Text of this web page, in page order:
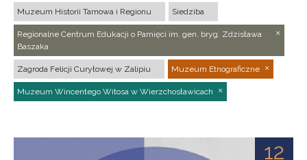
Muzeum Historii Tarnowa i Regionu Siedziba
Regionalne Centrum Edukacji o Pamięci im. gen. bryg. Zdzisława
Baszaka
Zagroda Felicji Curyłowej w Zalipiu Muzeum Etnograficzne
Muzeum Wincentego Witosa w Wierzchosławicach
12